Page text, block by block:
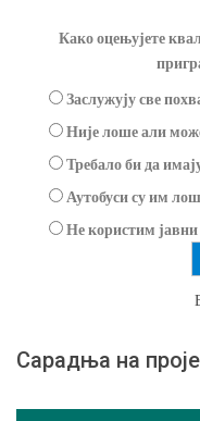
Како оцењујете
Заслужују све
Није лоше али
Требало би да
Аутобуси су им
Не користим јавни
Сарадња на